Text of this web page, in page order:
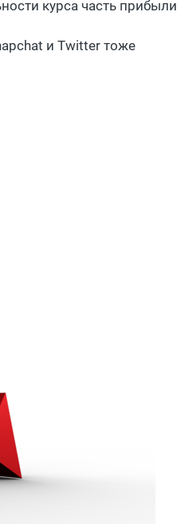
курса часть прибыли
и Twitter тоже